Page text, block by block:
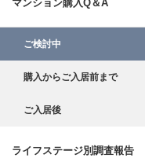
マンション購入Q＆A
ご検討中
購入からご入居前まで
ご入居後
ライフステージ別調査報告